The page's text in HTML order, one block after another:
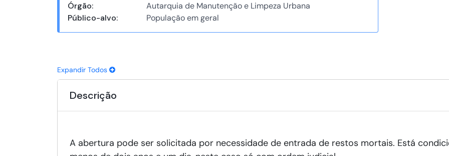
Órgão:
Autarquia de Manutenção e Limpeza Urbana
Público-alvo:
População em geral
Expandir Todos
Descrição
A abertura pode ser solicitada por necessidade de entrada de restos mortais. Está